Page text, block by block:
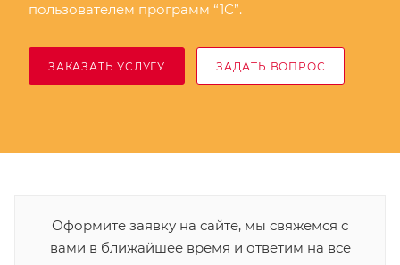
пользователем программ “1С”.
ЗАКАЗАТЬ УСЛУГУ ЗАДАТЬ ВОПРОС
Оформите заявку на сайте, мы свяжемся с
вами в ближайшее время и ответим на все